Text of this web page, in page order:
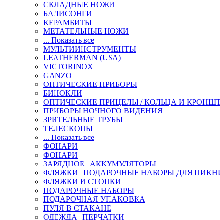
СКЛАДНЫЕ НОЖИ
БАЛИСОНГИ
КЕРАМБИТЫ
МЕТАТЕЛЬНЫЕ НОЖИ
... Показать все
МУЛЬТИИНСТРУМЕНТЫ
LEATHERMAN (USA)
VICTORINOX
GANZO
ОПТИЧЕСКИЕ ПРИБОРЫ
БИНОКЛИ
ОПТИЧЕСКИЕ ПРИЦЕЛЫ / КОЛЬЦА И
ПРИБОРЫ НОЧНОГО ВИДЕНИЯ
ЗРИТЕЛЬНЫЕ ТРУБЫ
ТЕЛЕСКОПЫ
... Показать все
ФОНАРИ
ФОНАРИ
ЗАРЯДНОЕ | АККУМУЛЯТОРЫ
ФЛЯЖКИ | ПОДАРОЧНЫЕ НАБОРЫ ДЛЯ
ФЛЯЖКИ И СТОПКИ
ПОДАРОЧНЫЕ НАБОРЫ
ПОДАРОЧНАЯ УПАКОВКА
ПУЛЯ В СТАКАНЕ
ОДЕЖДА | ПЕРЧАТКИ